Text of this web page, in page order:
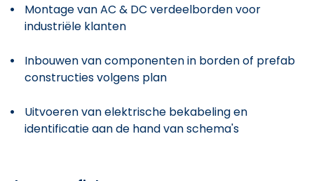
Montage van AC & DC verdeelborden voor
industriële klanten
Inbouwen van componenten in borden of prefab
constructies volgens plan
Uitvoeren van elektrische bekabeling en
identificatie aan de hand van schema's